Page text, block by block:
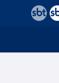
voltar